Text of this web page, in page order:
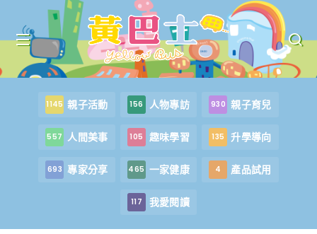
1145 親子活動 156 人物專訪 930 親子育兒
557 人間美事 105 趣味學習 135 升學導向
693 專家分享 465 一家健康 4 產品試用
117 我愛閱讀